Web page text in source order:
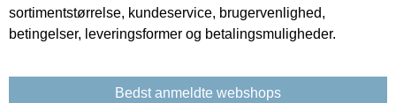
sortimentstørrelse, kundeservice, brugervenlighed,
betingelser, leveringsformer og betalingsmuligheder.
Bedst anmeldte webshops